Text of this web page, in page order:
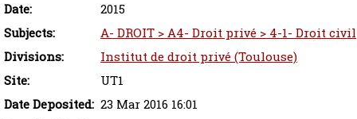
Date:
2015
Subjects:
A- DROIT > A4- Droit privé > 4-1- Droit civil
Divisions:
Institut de droit privé (Toulouse)
Site:
UT1
Date Deposited: 23 Mar 2016 16:01